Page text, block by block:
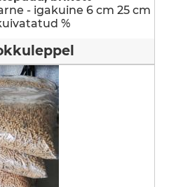
- igakuine 6 cm 25 cm
%